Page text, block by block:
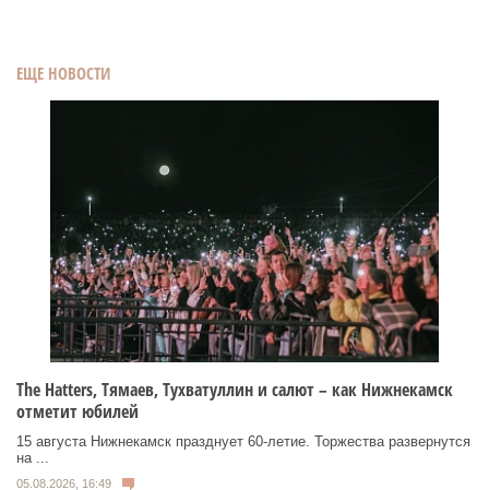
ЕЩЕ НОВОСТИ
Тhe Нatters, Тямаев, Тухватуллин и салют – как Нижнекамск
отметит юбилей
15 августа Нижнекамск празднует 60‑летие. Торжества развернутся
на ...
05.08.2026, 16:49